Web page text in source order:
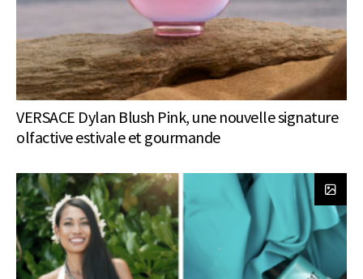
VERSACE Dylan Blush Pink, une nouvelle signature
olfactive estivale et gourmande